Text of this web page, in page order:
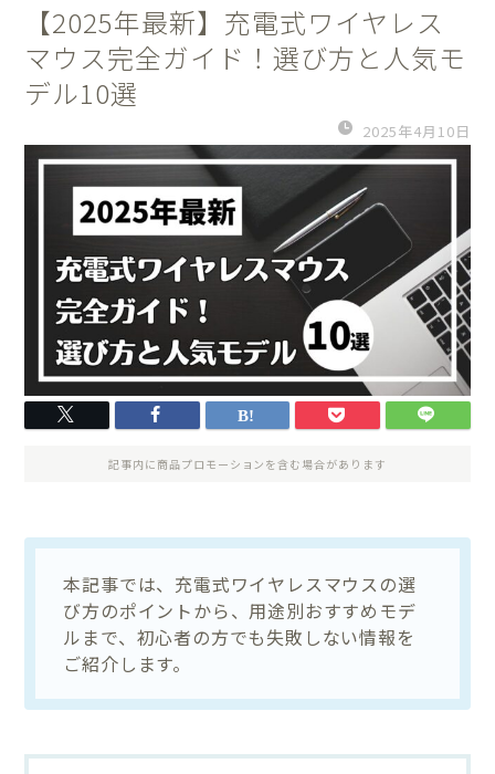
【2025年最新】充電式ワイヤレス
マウス完全ガイド！選び方と人気モ
デル10選
2025年4月10日
記事内に商品プロモーションを含む場合があります
本記事では、充電式ワイヤレスマウスの選
び方のポイントから、用途別おすすめモデ
ルまで、初心者の方でも失敗しない情報を
ご紹介します。